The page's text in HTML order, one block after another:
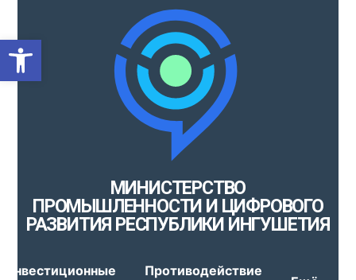
Открыть панель
МИНИСТЕРСТВО
ПРОМЫШЛЕННОСТИ И ЦИФРОВОГО
РАЗВИТИЯ РЕСПУБЛИКИ ИНГУШЕТИЯ
Инвестиционные
Противодействие